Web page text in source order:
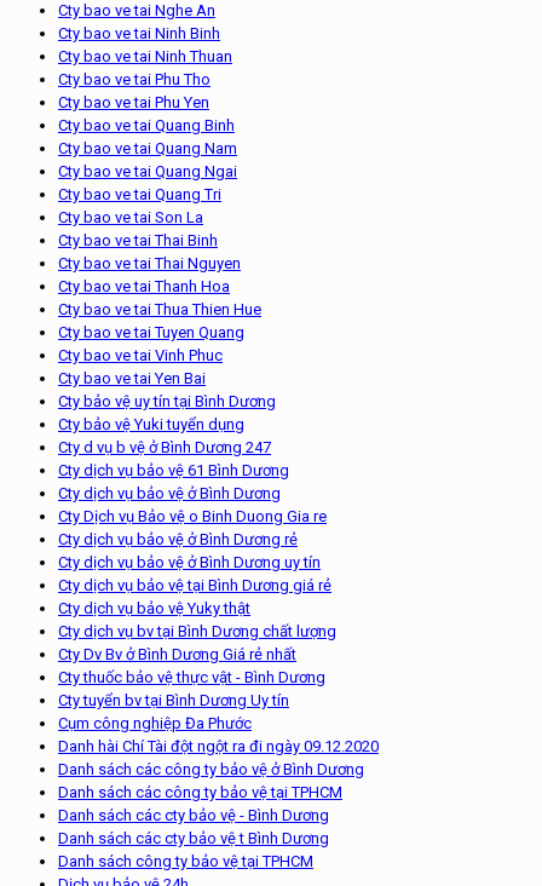
Cty bao ve tai Nghe An
Cty bao ve tai Ninh Binh
Cty bao ve tai Ninh Thuan
Cty bao ve tai Phu Tho
Cty bao ve tai Phu Yen
Cty bao ve tai Quang Binh
Cty bao ve tai Quang Nam
Cty bao ve tai Quang Ngai
Cty bao ve tai Quang Tri
Cty bao ve tai Son La
Cty bao ve tai Thai Binh
Cty bao ve tai Thai Nguyen
Cty bao ve tai Thanh Hoa
Cty bao ve tai Thua Thien Hue
Cty bao ve tai Tuyen Quang
Cty bao ve tai Vinh Phuc
Cty bao ve tai Yen Bai
Cty bảo vệ uy tín tại Bình Dương
Cty bảo vệ Yuki tuyển dụng
Cty d vụ b vệ ở Bình Dương 247
Cty dịch vụ bảo vệ 61 Bình Dương
Cty dịch vụ bảo vệ ở Bình Dương
Cty Dịch vụ Bảo vệ o Binh Duong Gia re
Cty dịch vụ bảo vệ ở Bình Dương rẻ
Cty dịch vụ bảo vệ ở Bình Dương uy tín
Cty dịch vụ bảo vệ tại Bình Dương giá rẻ
Cty dịch vụ bảo vệ Yuky thật
Cty dịch vụ bv tại Bình Dương chất lượng
Cty Dv Bv ở Bình Dương Giá rẻ nhất
Cty thuốc bảo vệ thực vật - Bình Dương
Cty tuyển bv tại Bình Dương Uy tín
Cụm công nghiệp Đa Phước
Danh hài Chí Tài đột ngột ra đi ngày 09.12.2020
Danh sách các công ty bảo vệ ở Bình Dương
Danh sách các công ty bảo vệ tại TPHCM
Danh sách các cty bảo vệ - Bình Dương
Danh sách các cty bảo vệ t Bình Dương
Danh sách công ty bảo vệ tại TPHCM